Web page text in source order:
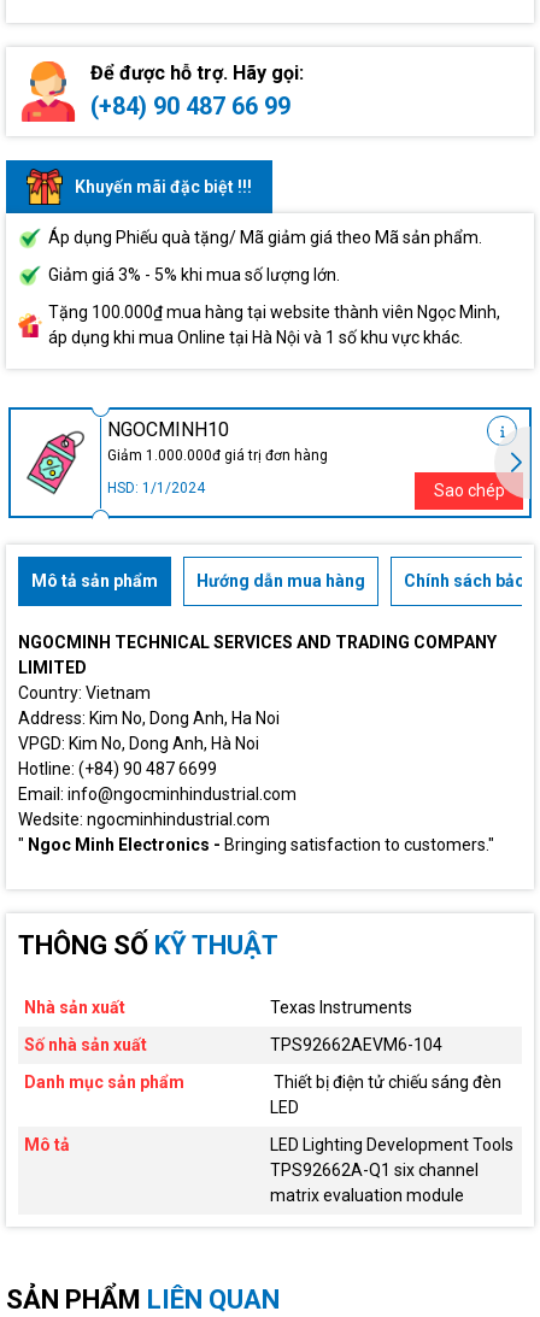
Để được hỗ trợ. Hãy gọi:
(+84) 90 487 66 99
Khuyến mãi đặc biệt !!!
Áp dụng Phiếu quà tặng/ Mã giảm giá theo Mã sản phẩm.
Giảm giá 3% - 5% khi mua số lượng lớn.
Tặng 100.000₫ mua hàng tại website thành viên Ngọc Minh,
áp dụng khi mua Online tại Hà Nội và 1 số khu vực khác.
NGOCMINH10
Giảm 1.000.000đ giá trị đơn hàng
HSD: 1/1/2024
Sao chép
Mô tả sản phẩm Hướng dẫn mua hàng Chính sách bảo
NGOCMINH TECHNICAL SERVICES AND TRADING COMPANY
LIMITED
Country: Vietnam
Address: Kim No, Dong Anh, Ha Noi
VPGD: Kim No, Dong Anh, Hà Noi
Hotline: (+84) 90 487 6699
Email: info@ngocminhindustrial.com
Wedsite: ngocminhindustrial.com
" Ngoc Minh Electronics - Bringing satisfaction to customers."
THÔNG SỐ KỸ THUẬT
Nhà sản xuất
Texas Instruments
Số nhà sản xuất
TPS92662AEVM6-104
Danh mục sản phẩm
Thiết bị điện tử chiếu sáng đèn
LED
Mô tả
LED Lighting Development Tools
TPS92662A-Q1 six channel
matrix evaluation module
SẢN PHẨM LIÊN QUAN